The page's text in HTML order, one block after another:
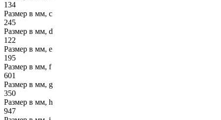
134
Размер в мм, c
245
Размер в мм, d
122
Размер в мм, e
195
Размер в мм, f
601
Размер в мм, g
350
Размер в мм, h
947